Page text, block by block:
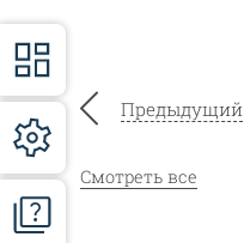
Предыдущий
Смотреть все